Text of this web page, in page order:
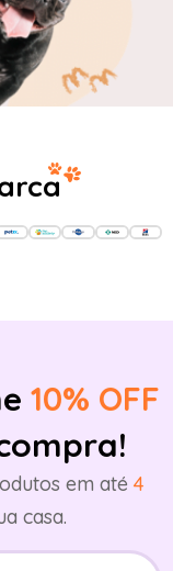
10% OFF
em até 4
casa.